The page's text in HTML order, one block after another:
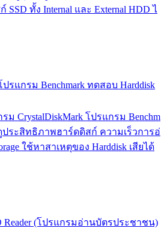
ทั้ง Internal และ External HDD ไ
ปรแกรม Benchmark ทดสอบ Harddisk
CrystalDiskMark โปรแกรม Benchm
ประสิทธิภาพฮาร์ดดิสก์ ความเร็วการอ่
ใช้หาสาเหตุของ Harddisk เสียได้
Reader (โปรแกรมอ่านบัตรประชาชน)